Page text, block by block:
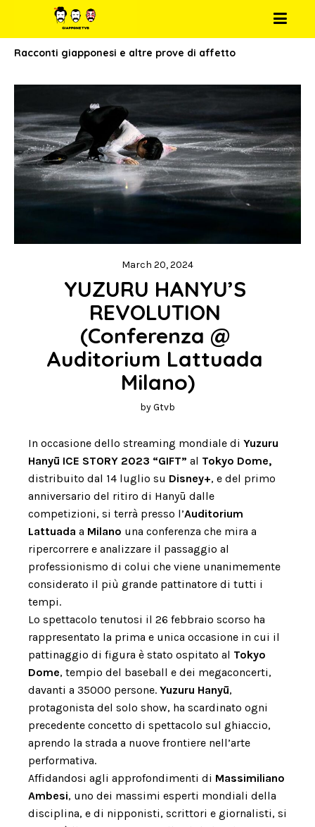
Racconti giapponesi e altre prove di affetto
March 20, 2024
YUZURU HANYU’S
REVOLUTION
(Conferenza @
Auditorium Lattuada
Milano)
byGtvb
In occasione dello streaming mondiale di Yuzuru
Hanyū ICE STORY 2023 “GIFT” al Tokyo Dome,
distribuito dal 14 luglio su Disney+, e del primo
anniversario del ritiro di Hanyū dalle
competizioni, si terrà presso l’Auditorium
Lattuada a Milano una conferenza che mira a
ripercorrere e analizzare il passaggio al
professionismo di colui che viene unanimemente
considerato il più grande pattinatore di tutti i
tempi.
Lo spettacolo tenutosi il 26 febbraio scorso ha
rappresentato la prima e unica occasione in cui il
pattinaggio di figura è stato ospitato al Tokyo
Dome, tempio del baseball e dei megaconcerti,
davanti a 35000 persone. Yuzuru Hanyū,
protagonista del solo show, ha scardinato ogni
precedente concetto di spettacolo sul ghiaccio,
aprendo la strada a nuove frontiere nell’arte
performativa.
Affidandosi agli approfondimenti di Massimiliano
Ambesi, uno dei massimi esperti mondiali della
disciplina, e di nipponisti, scrittori e giornalisti, si